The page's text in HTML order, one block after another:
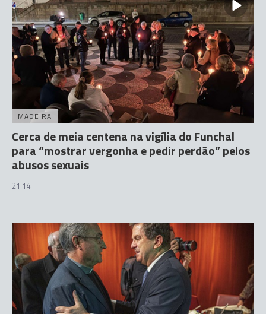
MADEIRA
Cerca de meia centena na vigília do Funchal
para “mostrar vergonha e pedir perdão” pelos
abusos sexuais
21:14